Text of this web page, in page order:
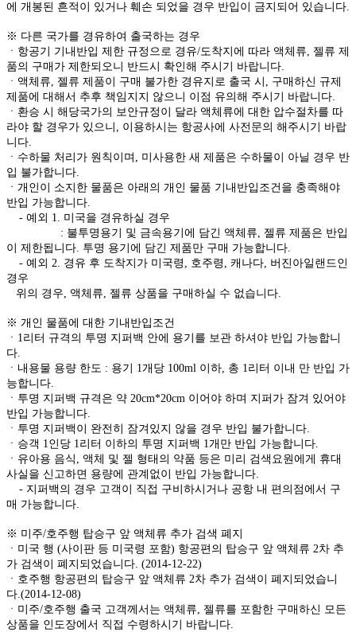
에 개봉된 흔적이 있거나 훼손 되었을 경우 반입이 금지되어 있습니다.
※ 다른 국가를 경유하여 출국하는 경우
ㆍ항공기 기내반입 제한 규정으로 경유/도착지에 따라 액체류, 젤류 제
품의 구매가 제한되오니 반드시 확인해 주시기 바랍니다.
ㆍ액체류, 젤류 제품이 구매 불가한 경유지로 출국 시, 구매하신 규제
제품에 대해서 추후 책임지지 않으니 이점 유의해 주시기 바랍니다.
ㆍ환승 시 해당국가의 보안규정이 달라 액체류에 대한 압수절차를 따
라야 할 경우가 있으니, 이용하시는 항공사에 사전문의 해주시기 바랍
니다.
ㆍ수하물 처리가 원칙이며, 미사용한 새 제품은 수하물이 아닐 경우 반
입 불가합니다.
ㆍ개인이 소지한 물품은 아래의 개인 물품 기내반입조건을 충족해야
반입 가능합니다.
- 예외 1. 미국을 경유하실 경우
: 불투명용기 및 금속용기에 담긴 액체류, 젤류 제품은 반입
이 제한됩니다. 투명 용기에 담긴 제품만 구매 가능합니다.
- 예외 2. 경유 후 도착지가 미국령, 호주령, 캐나다, 버진아일랜드인
경우
위의 경우, 액체류, 젤류 상품을 구매하실 수 없습니다.
※ 개인 물품에 대한 기내반입조건
ㆍ1리터 규격의 투명 지퍼백 안에 용기를 보관 하셔야 반입 가능합니
다.
ㆍ내용물 용량 한도 : 용기 1개당 100ml 이하, 총 1리터 이내 만 반입 가
능합니다.
ㆍ투명 지퍼백 규격은 약 20cm*20cm 이어야 하며 지퍼가 잠겨 있어야
반입 가능합니다.
ㆍ투명 지퍼백이 완전히 잠겨있지 않을 경우 반입 불가합니다.
ㆍ승객 1인당 1리터 이하의 투명 지퍼백 1개만 반입 가능합니다.
ㆍ유아용 음식, 액체 및 젤 형태의 약품 등은 미리 검색요원에게 휴대
사실을 신고하면 용량에 관계없이 반입 가능합니다.
- 지퍼백의 경우 고객이 직접 구비하시거나 공항 내 편의점에서 구
매 가능합니다.
※ 미주/호주행 탑승구 앞 액체류 추가 검색 폐지
ㆍ미국 행 (사이판 등 미국령 포함) 항공편의 탑승구 앞 액체류 2차 추
가 검색이 폐지되었습니다. (2014-12-22)
ㆍ호주행 항공편의 탑승구 앞 액체류 2차 추가 검색이 폐지되었습니
다.(2014-12-08)
ㆍ미주/호주행 출국 고객께서는 액체류, 젤류를 포함한 구매하신 모든
상품을 인도장에서 직접 수령하시기 바랍니다.